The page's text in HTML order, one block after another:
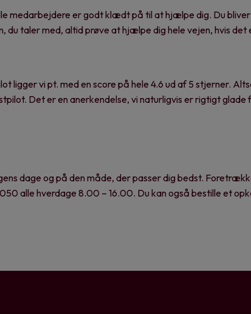
medarbejdere er godt klædt på til at hjælpe dig. Du bliver
du taler med, altid prøve at hjælpe dig hele vejen, hvis det
ligger vi pt. med en score på hele 4.6 ud af 5 stjerner.
Det er en anerkendelse, vi naturligvis er rigtigt glade
dage og på den måde, der passer dig bedst.
alle hverdage 8.00 – 16.00. Du kan også bestille et